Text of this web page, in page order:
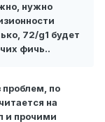
нужно
72/g1 будет
фичь..
проблем, по
на
и прочими